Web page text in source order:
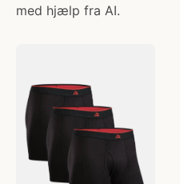
med hjælp fra AI.